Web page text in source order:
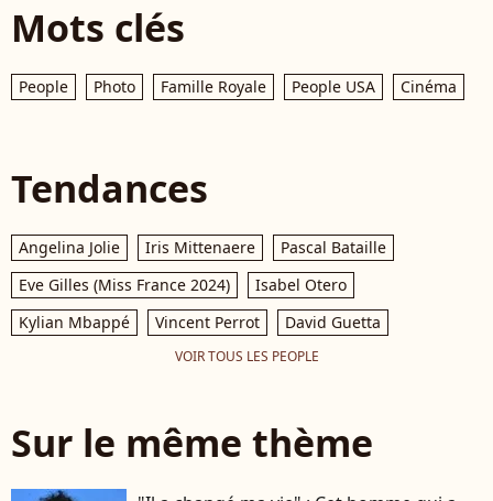
Mots clés
People Photo Famille Royale People USA Cinéma
Tendances
Angelina Jolie Iris Mittenaere
Pascal Bataille
Eve Gilles (Miss France 2024)
Isabel Otero
Kylian Mbappé
Vincent Perrot David Guetta
VOIR TOUS LES PEOPLE
Sur le même thème